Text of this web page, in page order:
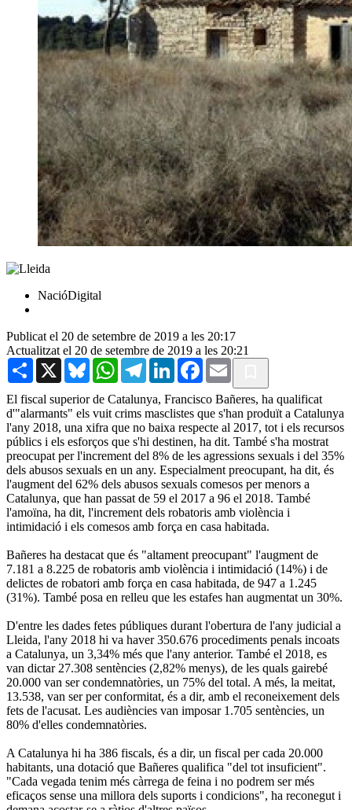
NacióDigital
Publicat el 20 de setembre de 2019 a les 20:17
Actualitzat el 20 de setembre de 2019 a les 20:21
Share X BlueskyWhatsAppTelegramLinkedInFacebook
Email
El fiscal superior de Catalunya, Francisco Bañeres, ha qualificat
d'"alarmants" els vuit crims masclistes que s'han produït a Catalunya
l'any 2018, una xifra que no baixa respecte al 2017, tot i els recursos
públics i els esforços que s'hi destinen, ha dit. També s'ha mostrat
preocupat per l'increment del 8% de les agressions sexuals i del 35%
dels abusos sexuals en un any. Especialment preocupant, ha dit, és
l'augment del 62% dels abusos sexuals comesos per menors a
Catalunya, que han passat de 59 el 2017 a 96 el 2018. També
l'amoïna, ha dit, l'increment dels robatoris amb violència i
intimidació i els comesos amb força en casa habitada.
Bañeres ha destacat que és "altament preocupant" l'augment de
7.181 a 8.225 de robatoris amb violència i intimidació (14%) i de
delictes de robatori amb força en casa habitada, de 947 a 1.245
(31%). També posa en relleu que les estafes han augmentat un 30%.
D'entre les dades fetes públiques durant l'obertura de l'any judicial a
Lleida, l'any 2018 hi va haver 350.676 procediments penals incoats
a Catalunya, un 3,34% més que l'any anterior. També el 2018, es
van dictar 27.308 sentències (2,82% menys), de les quals gairebé
20.000 van ser condemnatòries, un 75% del total. A més, la meitat,
13.538, van ser per conformitat, és a dir, amb el reconeixement dels
fets de l'acusat. Les audiències van imposar 1.705 sentències, un
80% d'elles condemnatòries.
A Catalunya hi ha 386 fiscals, és a dir, un fiscal per cada 20.000
habitants, una dotació que Bañeres qualifica "del tot insuficient".
"Cada vegada tenim més càrrega de feina i no podrem ser més
eficaços sense una millora dels suports i condicions", ha reconegut i